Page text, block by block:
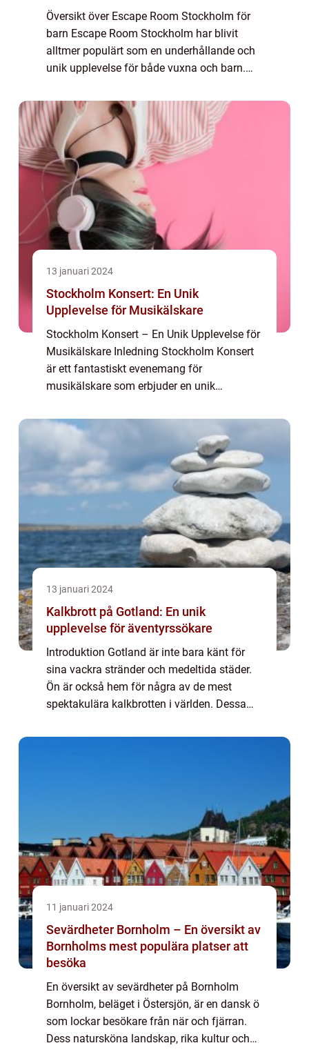
Översikt över Escape Room Stockholm för
barn Escape Room Stockholm har blivit
alltmer populärt som en underhållande och
unik upplevelse för både vuxna och barn.
möjlighet att testa sin
problemlösningsförmåga, sam...
13 januari 2024
Stockholm Konsert: En Unik
Upplevelse för Musikälskare
Stockholm Konsert – En Unik Upplevelse för
Musikälskare Inledning Stockholm Konsert
är ett fantastiskt evenemang för
musikälskare som erbjuder en unik
världens vackraste huvudstäder. Oavsett om
du är int...
13 januari 2024
Kalkbrott på Gotland: En unik
upplevelse för äventyrssökare
Introduktion Gotland är inte bara känt för
sina vackra stränder och medeltida städer.
Ön är också hem för några av de mest
spektakulära kalkbrotten i världen. Dessa
en unik upplevelse för de som söker
11 januari 2024
Sevärdheter Bornholm – En översikt av
Bornholms mest populära platser att
besöka
En översikt av sevärdheter på Bornholm
Bornholm, beläget i Östersjön, är en dansk ö
som lockar besökare från när och fjärran.
Dess natursköna landskap, rika kultur och